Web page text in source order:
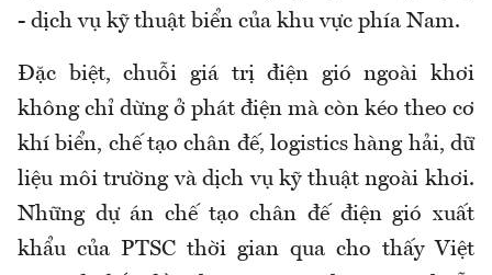
- dịch vụ kỹ thuật biển của khu vực phía Nam.
Đặc biệt, chuỗi giá trị điện gió ngoài khơi
không chỉ dừng ở phát điện mà còn kéo theo cơ
khí biển, chế tạo chân đế, logistics hàng hải, dữ
liệu môi trường và dịch vụ kỹ thuật ngoài khơi.
Những dự án chế tạo chân đế điện gió xuất
khẩu của PTSC thời gian qua cho thấy Việt